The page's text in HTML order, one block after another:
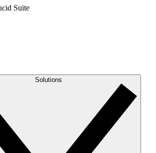
Suite
Solutions